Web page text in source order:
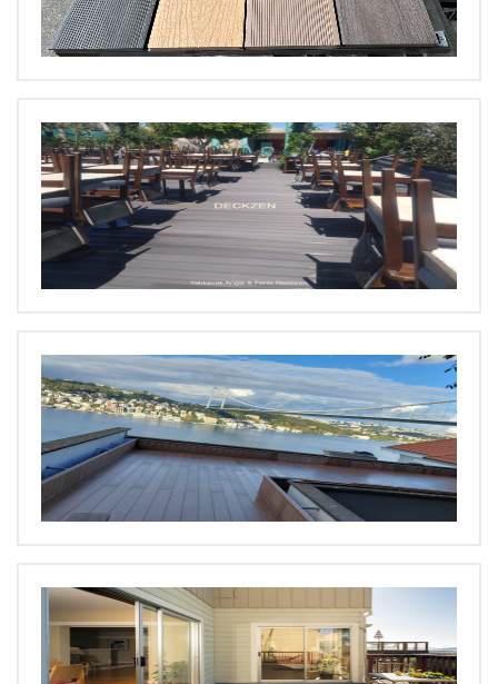
BÜYÜT
BÜYÜT
BÜYÜT